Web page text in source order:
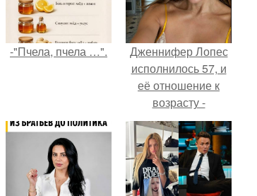
-"Пчела, пчела …".
Дженнифер Лопес
исполнилось 57, и
её отношение к
возрасту -
настоящий
манифест
уверенности: "не
говорите, что я
отлично выгляжу